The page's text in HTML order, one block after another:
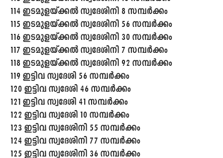
114 ഇടമുളയ്ക്കൽ സ്വദേശിനി 8 സമ്പർക്കം
115 ഇടമുളയ്ക്കൽ സ്വദേശിനി 56 സമ്പർക്കം
116 ഇടമുളയ്ക്കൽ സ്വദേശിനി 30 സമ്പർക്കം
117 ഇടമുളയ്ക്കൽ സ്വദേശിനി 7 സമ്പർക്കം
118 ഇടമുളയ്ക്കൽ സ്വദേശിനി 92 സമ്പർക്കം
119 ഇട്ടിവ സ്വദേശി 56 സമ്പർക്കം
120 ഇട്ടിവ സ്വദേശി 46 സമ്പർക്കം
121 ഇട്ടിവ സ്വദേശി 41 സമ്പർക്കം
122 ഇട്ടിവ സ്വദേശി 10 സമ്പർക്കം
123 ഇട്ടിവ സ്വദേശിനി 55 സമ്പർക്കം
124 ഇട്ടിവ സ്വദേശിനി 77 സമ്പർക്കം
125 ഇട്ടിവ സ്വദേശിനി 36 സമ്പർക്കം